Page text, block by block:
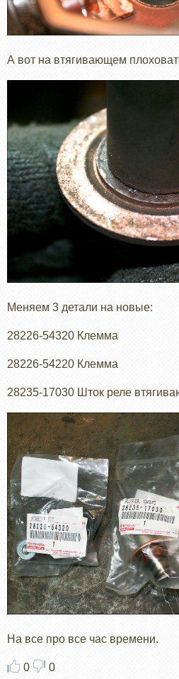
А вот на втягивающем
Меняем 3 детали на новые:
28226-54320 Клемма
28226-54220 Клемма
28235-17030 Шток реле
На все про все час времени.
0 0